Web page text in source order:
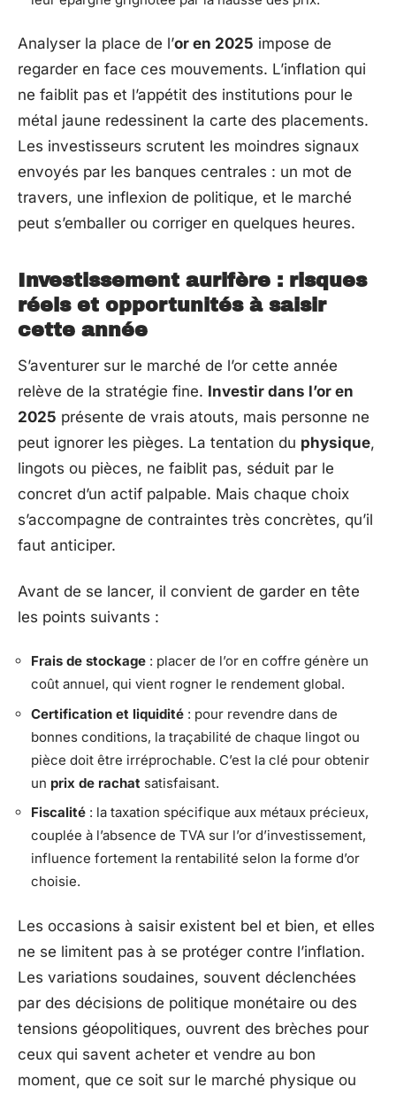
Analyser la place de l’or en 2025 impose de
regarder en face ces mouvements. L’inflation qui
ne faiblit pas et l’appétit des institutions pour le
métal jaune redessinent la carte des placements.
Les investisseurs scrutent les moindres signaux
envoyés par les banques centrales : un mot de
travers, une inflexion de politique, et le marché
peut s’emballer ou corriger en quelques heures.
Investissement aurifère : risques
réels et opportunités à saisir
cette année
S’aventurer sur le marché de l’or cette année
relève de la stratégie fine. Investir dans l’or en
2025 présente de vrais atouts, mais personne ne
peut ignorer les pièges. La tentation du physique,
lingots ou pièces, ne faiblit pas, séduit par le
concret d’un actif palpable. Mais chaque choix
s’accompagne de contraintes très concrètes, qu’il
faut anticiper.
Avant de se lancer, il convient de garder en tête
les points suivants :
Frais de stockage : placer de l’or en coffre génère un
coût annuel, qui vient rogner le rendement global.
Certification et liquidité : pour revendre dans de
bonnes conditions, la traçabilité de chaque lingot ou
pièce doit être irréprochable. C’est la clé pour obtenir
un prix de rachat satisfaisant.
Fiscalité : la taxation spécifique aux métaux précieux,
couplée à l’absence de TVA sur l’or d’investissement,
influence fortement la rentabilité selon la forme d’or
choisie.
Les occasions à saisir existent bel et bien, et elles
ne se limitent pas à se protéger contre l’inflation.
Les variations soudaines, souvent déclenchées
par des décisions de politique monétaire ou des
tensions géopolitiques, ouvrent des brèches pour
ceux qui savent acheter et vendre au bon
moment, que ce soit sur le marché physique ou